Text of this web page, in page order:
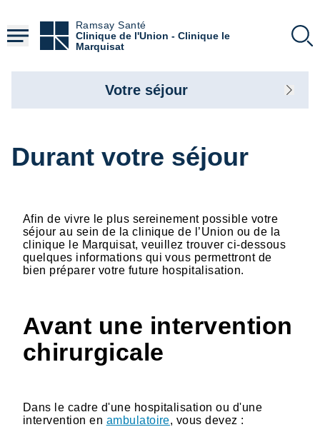
contenu
principal
Ramsay Santé
Clinique de l'Union - Clinique le
Marquisat
Durant votre séjour
Afin de vivre le plus sereinement possible votre
séjour au sein de la clinique de l’Union ou de la
clinique le Marquisat, veuillez trouver ci-dessous
quelques informations qui vous permettront de
bien préparer votre future hospitalisation.
Avant une intervention
chirurgicale
Dans le cadre d'une hospitalisation ou d'une
intervention en ambulatoire, vous devez :
Votre séjour